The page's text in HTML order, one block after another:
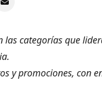
categorías que
y promociones, con